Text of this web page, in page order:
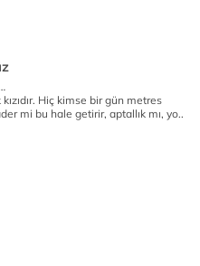
Hiç kimse bir gün metres
mi bu hale getirir, aptallık mı, yo..